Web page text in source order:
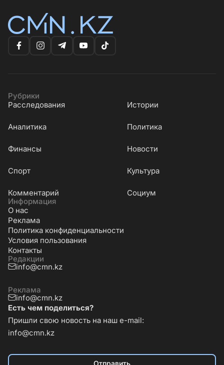
Рубрики
Расследования
Истории
Аналитика Политика
Финансы Новости
Cпорт Культура
Комментарий
Социум
Информация
О нас
Реклама
Политика конфиденциальности
Условия пользования
Контакты
Редакции
info@cmn.kz
Реклама
info@cmn.kz
Есть чем поделиться?
Пришли свою новость на наш e-mail:
info@cmn.kz
Отправить